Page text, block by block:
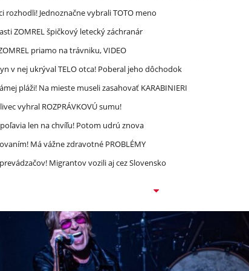
rozhodli! Jednoznačne vybrali TOTO meno
ZOMREL špičkový letecký záchranár
priamo na trávniku, VIDEO
v nej ukrýval TELO otca! Poberal jeho dôchodok
pláži! Na mieste museli zasahovať KARABINIERI
vyhral ROZPRÁVKOVÚ sumu!
len na chvíľu! Potom udrú znova
Má vážne zdravotné PROBLÉMY
Migrantov vozili aj cez Slovensko